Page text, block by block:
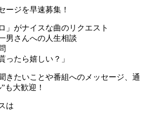
ージを早速募集！
」がナイスな曲のリクエスト
男さんへの人生相談
ったら嬉しい？」
きたいことや番組へのメッセージ、通
も大歓迎！
は